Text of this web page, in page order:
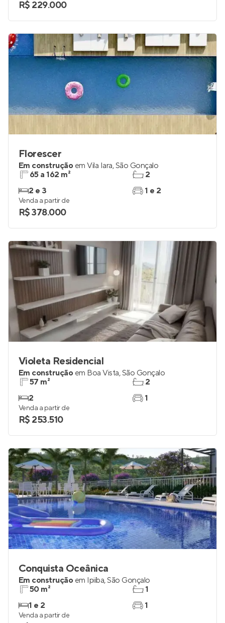
R$ 229.000
Florescer
Em construção em Vila Iara,São Gonçalo
65 a 162 m²
2 e 3
2
1 e 2
Venda a partir de
R$ 378.000
Violeta Residencial
Em construção em Boa Vista,São Gonçalo
57 m²
2
2
1
Venda a partir de
R$ 253.510
Conquista Oceânica
Em construção em Ipiíba,São Gonçalo
50 m²
1 e 2
1
1
Venda a partir de